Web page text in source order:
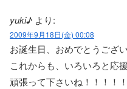
yuki♪ より:
2009年9月18日(金) 00:08
お誕生日、おめでとうござ
これからも、いろいろと応
頑張って下さいね！！！！！